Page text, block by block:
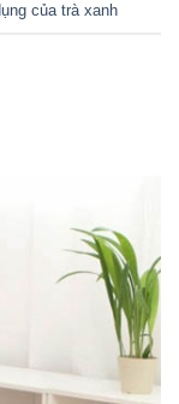
của trà xanh